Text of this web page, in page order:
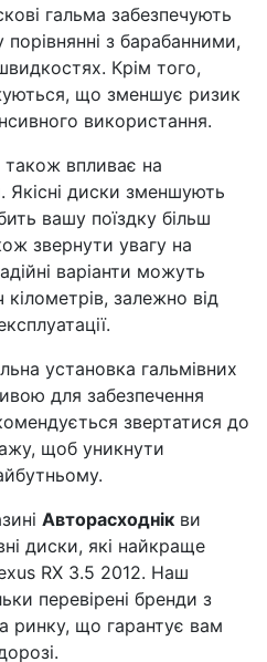
гальма забезпечують
з барабанними,
Крім того,
що зменшує ризик
використання.
також впливає на
Якісні диски зменшують
вашу поїздку більш
звернути увагу на
варіанти можуть
залежно від
установка гальмівних
для забезпечення
звертатися до
щоб уникнути
Авторасходнік ви
диски, які найкраще
RX 3.5 2012. Наш
перевірені бренди з
ринку, що гарантує вам